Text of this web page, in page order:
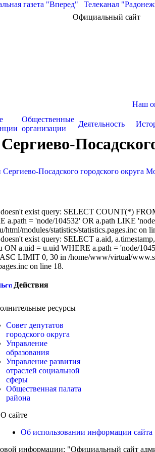
газета "Вперед"
Телеканал
Официальный сайт
Общественные
организации
Деятельность
Наш
Посадского городского округа
doesn't exist query: SELECT COUNT(*)
a.path = 'node/104532' OR a.path LIKE
modules/statistics/statistics.pages.inc on
exist query: SELECT a.aid,
ON a.uid = u.uid WHERE a.path = 'node/
LIMIT 0, 30 in /home/www/virtual/
on line 18.
Действия
ресурсы
Совет депутатов
городского округа
Управление
образования
Управление развития
отраслей социальной
сферы
Общественная палата
района
О сайте
Об использовании информации сайта
информации: "Официальный сайт